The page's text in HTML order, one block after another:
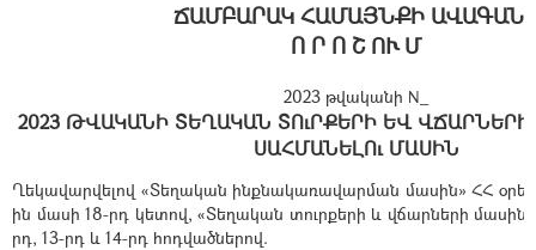
ՃԱՄԲԱՐԱԿ ՀԱՄԱՅՆՔԻ
Ո Ր Ո Շ ՈՒ Մ
2023 թվականի N_
2023 ԹՎԱԿԱՆԻ ՏԵՂԱԿԱՆ ՏՈւՐՔԵՐԻ ԵՎ
ՍԱՀՄԱՆԵԼՈւ ՄԱՍԻՆ
Ղեկավարվելով «Տեղական ինքնակառավարման մասին» ՀՀ
ին մասի 18-րդ կետով, «Տեղական տուրքերի և վճարների
րդ, 13-րդ և 14-րդ հոդվածներով.